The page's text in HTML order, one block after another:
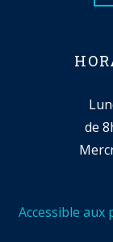
de
Accessible